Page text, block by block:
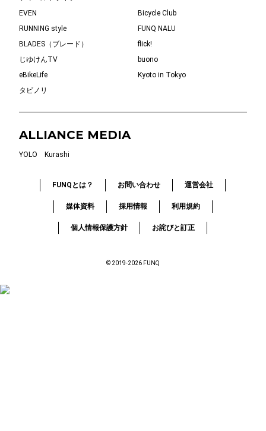
EVEN
Bicycle Club
RUNNING style
FUNQ NALU
BLADES（ブレード）
flick!
じゆけんTV
buono
eBikeLife
Kyoto in Tokyo
タビノリ
ALLIANCE MEDIA
YOLO Kurashi
FUNQとは？ お問い合わせ 運営会社
媒体資料 採用情報 利用規約
個人情報保護方針 お詫びと訂正
© 2019-2026 FUNQ